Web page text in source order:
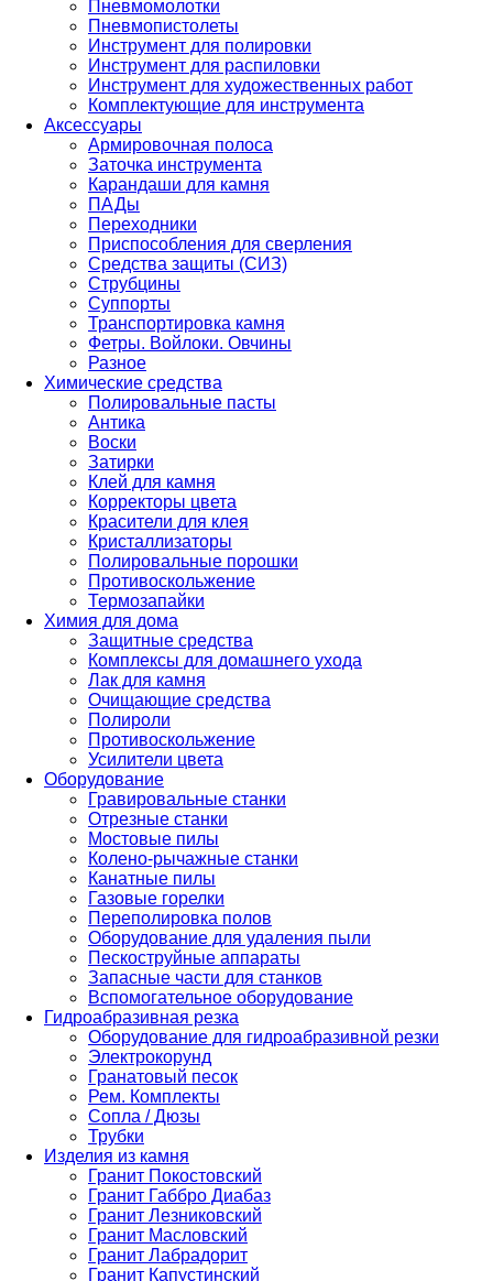
Пневмомолотки
Пневмопистолеты
Инструмент для полировки
Инструмент для распиловки
Инструмент для художественных работ
Комплектующие для инструмента
Аксессуары
Армировочная полоса
Заточка инструмента
Карандаши для камня
ПАДы
Переходники
Приспособления для сверления
Средства защиты (СИЗ)
Струбцины
Суппорты
Транспортировка камня
Фетры. Войлоки. Овчины
Разное
Химические средства
Полировальные пасты
Антика
Воски
Затирки
Клей для камня
Корректоры цвета
Красители для клея
Кристаллизаторы
Полировальные порошки
Противоскольжение
Термозапайки
Химия для дома
Защитные средства
Комплексы для домашнего ухода
Лак для камня
Очищающие средства
Полироли
Противоскольжение
Усилители цвета
Оборудование
Гравировальные станки
Отрезные станки
Мостовые пилы
Колено-рычажные станки
Канатные пилы
Газовые горелки
Переполировка полов
Оборудование для удаления пыли
Пескоструйные аппараты
Запасные части для станков
Вспомогательное оборудование
Гидроабразивная резка
Оборудование для гидроабразивной резки
Электрокорунд
Гранатовый песок
Рем. Комплекты
Сопла / Дюзы
Трубки
Изделия из камня
Гранит Покостовский
Гранит Габбро Диабаз
Гранит Лезниковский
Гранит Масловский
Гранит Лабрадорит
Гранит Капустинский